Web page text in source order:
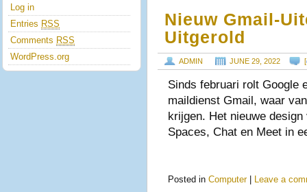
Nieuw Gmail-
Uitgerold
ADMIN JUNE 29, 2022 [
Sinds februari rolt Google
maildienst Gmail, waar
krijgen. Het nieuwe
Spaces, Chat en Meet in
Posted in Computer Leave a
Log in
Entries RSS
Comments RSS
WordPress.org